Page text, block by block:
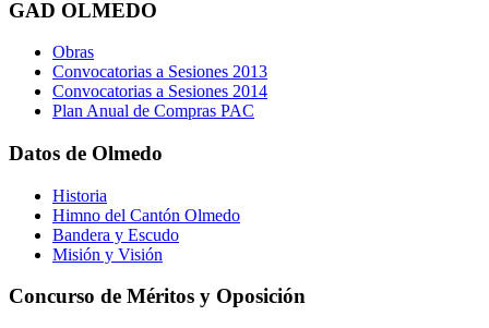
GAD OLMEDO
Obras
Convocatorias a Sesiones 2013
Convocatorias a Sesiones 2014
Plan Anual de Compras PAC
Datos de Olmedo
Historia
Himno del Cantón Olmedo
Bandera y Escudo
Misión y Visión
Concurso de Méritos y Oposición